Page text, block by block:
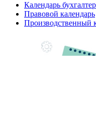
Календарь
Правовой календарь
Производственный